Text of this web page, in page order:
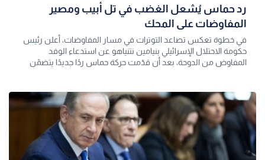
رد حماس يُشعل الغضب في تل أبيب ومصير
المفاوضات على المحك
في خطوة تعكس تصاعد التوترات في مسار المفاوضات، أعلن رئيس
حكومة الاحتلال الإسرائيلي بنيامين نتنياهو عن استدعاء الوفد
المفاوض من الدوحة، بعد أن قدّمت حركة حماس ردًا جديدًا يتضمّن